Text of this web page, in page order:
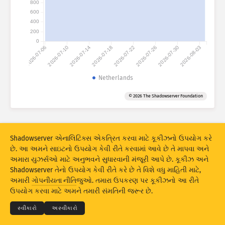
હુમલાના સ્ટેટિસ્ટિક્સ: ઉપકરણો
ડેટા સેટ
ટેગ્સ
Stacking
અદ્યતન રીસેટ
PNG તરીકે ડાઉનલોડ કરો
2026-07-062026-07-102026-07-142026-07-182026-07-222026-07-262026-07-302026-08-03
0
200
400
600
800
Netherlands
© 2026 The Shadowserver Foundation
© 2026THE SHADOWSERVER FOUNDATION
ગોપનીયતા અને શરતો
અમારો સંપર્ક કરો ક્રેડિટ્સ
Shadowserver એનાલિટિક્સ એકત્રિત કરવા માટે કૂકીઝનો ઉપયોગ કરે
છે. આ અમને સાઇટનો ઉપયોગ કેવી રીતે કરવામાં આવે છે તે માપવા અને
અમારા યુઝર્સઓ માટે અનુભવને સુધારવાની મંજૂરી આપે છે. કૂકીઝ અને
Shadowserver તેનો ઉપયોગ કેવી રીતે કરે છે તે વિશે વધુ માહિતી માટે,
અમારી ગોપનીયતા નીતિજુઓ. તમારા ઉપકરણ પર કૂકીઝનો આ રીતે
ઉપયોગ કરવા માટે અમને તમારી સંમતિની જરૂર છે.
સ્વીકારો અસ્વીકારો